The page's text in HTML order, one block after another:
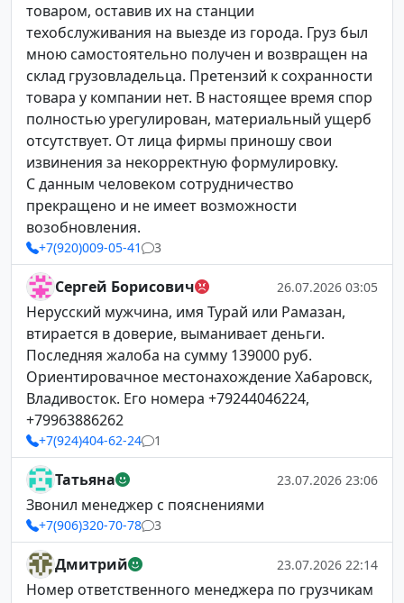
товаром, оставив их на станции
техобслуживания на выезде из города. Груз был
мною самостоятельно получен и возвращен на
склад грузовладельца. Претензий к сохранности
товара у компании нет. В настоящее время спор
полностью урегулирован, материальный ущерб
отсутствует. От лица фирмы приношу свои
извинения за некорректную формулировку.
С данным человеком сотрудничество
прекращено и не имеет возможности
возобновления.
+7(920)009-05-41 3
Сергей Борисович 26.07.2026 03:05
Нерусский мужчина, имя Турай или Рамазан,
втирается в доверие, выманивает деньги.
Последняя жалоба на сумму 139000 руб.
Ориентировачное местонахождение Хабаровск,
Владивосток. Его номера +79244046224,
+79963886262
+7(924)404-62-24 1
Татьяна 23.07.2026 23:06
Звонил менеджер с пояснениями
+7(906)320-70-78 3
Дмитрий 23.07.2026 22:14
Номер ответственного менеджера по грузчикам